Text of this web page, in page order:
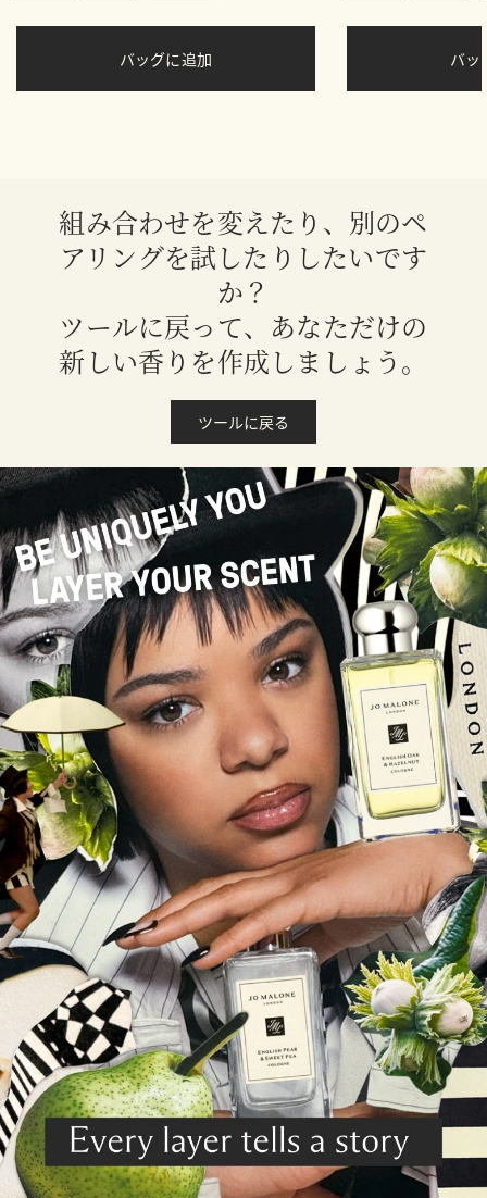
バッグに追加 バ
組み合わせを変えたり、別のペ
アリングを試したりしたいです
か？
ツールに戻って、あなただけの
新しい香りを作成しましょう。
ツールに戻る